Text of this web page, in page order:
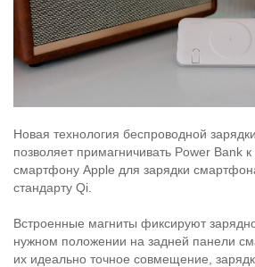
Новая технология беспроводной
позволяет примагничивать Power Bank
смартфону Apple для зарядки
стандарту Qi.
Встроенные магниты фиксируют
нужном положении на задней панели
их идеально точное совмещение,